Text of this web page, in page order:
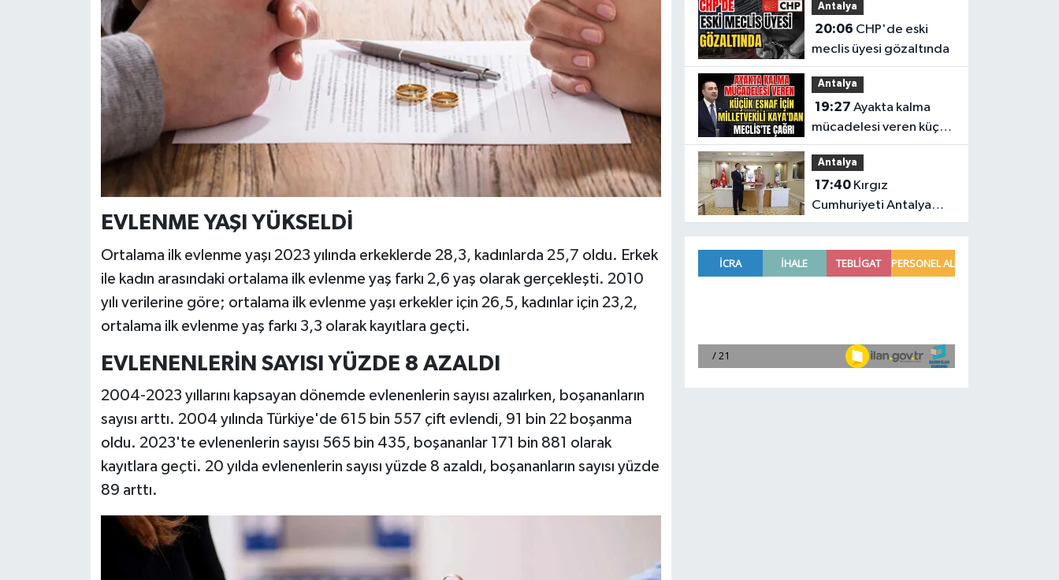
EVLENME YAŞI YÜKSELDİ
Ortalama ilk evlenme yaşı 2023 yılında erkeklerde 28,3, kadınlarda 25,7 oldu. Erkek
ile kadın arasındaki ortalama ilk evlenme yaş farkı 2,6 yaş olarak gerçekleşti. 2010
yılı verilerine göre; ortalama ilk evlenme yaşı erkekler için 26,5, kadınlar için 23,2,
ortalama ilk evlenme yaş farkı 3,3 olarak kayıtlara geçti.
EVLENENLERİN SAYISI YÜZDE 8 AZALDI
2004-2023 yıllarını kapsayan dönemde evlenenlerin sayısı azalırken, boşananların
sayısı arttı. 2004 yılında Türkiye'de 615 bin 557 çift evlendi, 91 bin 22 boşanma
oldu. 2023'te evlenenlerin sayısı 565 bin 435, boşananlar 171 bin 881 olarak
kayıtlara geçti. 20 yılda evlenenlerin sayısı yüzde 8 azaldı, boşananların sayısı yüzde
89 arttı.
Antalya
20:06
meclis üyesi gözaltında
Antalya
19:27
mücadelesi veren küçük
esnaf için Milletvekili
Kaya'dan Meclis'te
çağrı
Antalya
17:40Kırgız
Cumhuriyeti Antalya
Başkonsolosu’ndan